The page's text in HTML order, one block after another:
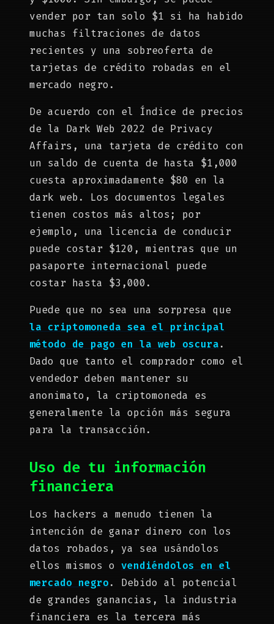
vender por tan solo $1 si ha habido
muchas filtraciones de datos
recientes y una sobreoferta de
tarjetas de crédito robadas en el
mercado negro.
De acuerdo con el Índice de precios
de la Dark Web 2022 de Privacy
Affairs, una tarjeta de crédito con
un saldo de cuenta de hasta $1,000
cuesta aproximadamente $80 en la
dark web. Los documentos legales
tienen costos más altos; por
ejemplo, una licencia de conducir
puede costar $120, mientras que un
pasaporte internacional puede
costar hasta $3,000.
Puede que no sea una sorpresa que
la criptomoneda sea el principal
método de pago en la web oscura.
Dado que tanto el comprador como el
vendedor deben mantener su
anonimato, la criptomoneda es
generalmente la opción más segura
para la transacción.
Uso de tu información
financiera
Los hackers a menudo tienen la
intención de ganar dinero con los
datos robados, ya sea usándolos
ellos mismos o vendiéndolos en el
mercado negro. Debido al potencial
de grandes ganancias, la industria
financiera es la tercera más